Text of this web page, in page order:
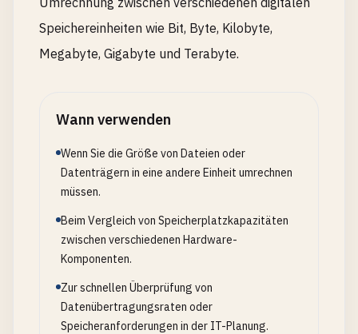
Speichereinheiten wie Bit, Byte, Kilobyte,
Megabyte, Gigabyte und Terabyte.
Wann verwenden
Wenn Sie die Größe von Dateien oder
Datenträgern in eine andere Einheit umrechnen
müssen.
Beim Vergleich von Speicherplatzkapazitäten
zwischen verschiedenen Hardware-
Komponenten.
Zur schnellen Überprüfung von
Datenübertragungsraten oder
Speicheranforderungen in der IT-Planung.